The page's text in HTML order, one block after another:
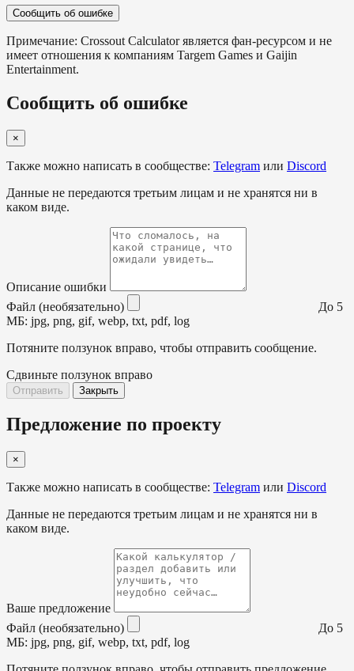
Сообщить об ошибке
Примечание: Crossout Calculator является фан-ресурсом и не
имеет отношения к компаниям Targem Games и Gaijin
Entertainment.
Сообщить об ошибке
×
Также можно написать в сообществе: Telegram или Discord
Данные не передаются третьим лицам и не хранятся ни в
каком виде.
Описание ошибки
Файл (необязательно)
До 5
МБ: jpg, png, gif, webp, txt, pdf, log
Потяните ползунок вправо, чтобы отправить сообщение.
Сдвиньте ползунок вправо
Отправить Закрыть
Предложение по проекту
×
Также можно написать в сообществе: Telegram или Discord
Данные не передаются третьим лицам и не хранятся ни в
каком виде.
Ваше предложение
Файл (необязательно)
До 5
МБ: jpg, png, gif, webp, txt, pdf, log